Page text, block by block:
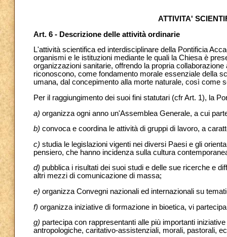
ATTIVITA'
Art. 6 - Descrizione delle attività ordinarie
L'attività scientifica ed interdisciplinare della Pontificia
organismi e le istituzioni mediante le quali la Chiesa è
organizzazioni sanitarie, offrendo la propria
riconoscono, come fondamento morale essenziale della
umana, dal concepimento alla morte naturale, così come
Per il raggiungimento dei suoi fini statutari (cfr Art. 1), la
a) organizza ogni anno un'Assemblea Generale, a cui
b) convoca e coordina le attività di gruppi di lavoro, a
c) studia le legislazioni vigenti nei diversi Paesi e gli
pensiero, che hanno incidenza sulla cultura
d) pubblica i risultati dei suoi studi e delle sue ricerche e
altri mezzi di comunicazione di massa;
e) organizza Convegni nazionali ed internazionali su
f) organizza iniziative di formazione in bioetica, vi
g) partecipa con rappresentanti alle più importanti
antropologiche, caritativo-assistenziali, morali, pastorali,